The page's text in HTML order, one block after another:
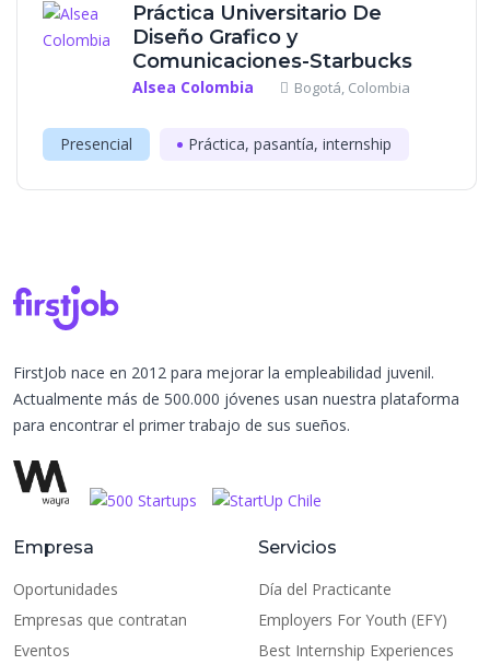
Práctica Universitario De
Diseño Grafico y
Comunicaciones-Starbucks
Alsea Colombia Bogotá, Colombia
Presencial Práctica, pasantía, internship
FirstJob nace en 2012 para mejorar la empleabilidad juvenil.
Actualmente más de 500.000 jóvenes usan nuestra plataforma
para encontrar el primer trabajo de sus sueños.
Empresa
Oportunidades
Empresas que contratan
Eventos
Servicios
Día del Practicante
Employers For Youth (EFY)
Best Internship Experiences